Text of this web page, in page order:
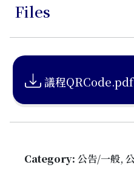
Files
議程QRCode.pdf
Category: 公告/一般,